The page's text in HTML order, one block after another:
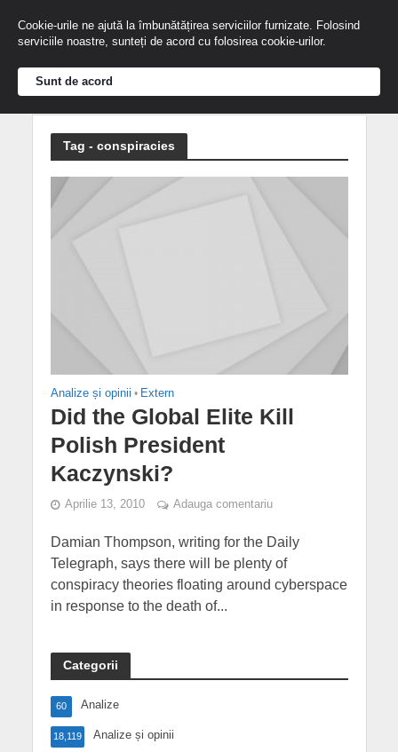
Tag - conspiracies
Analize și opinii • Extern
Did the Global Elite Kill
Polish President
Kaczynski?
Aprilie 13, 2010 Adauga comentariu
Damian Thompson, writing for the Daily
Telegraph, says there will be plenty of
conspiracy theories floating around cyberspace
in response to the death of...
Categorii
Analize
60
Analize și opinii
18,119
Cookie-urile ne ajută la îmbunătățirea serviciilor furnizate. Folosind
serviciile noastre, sunteți de acord cu folosirea cookie-urilor.
Sunt de acord